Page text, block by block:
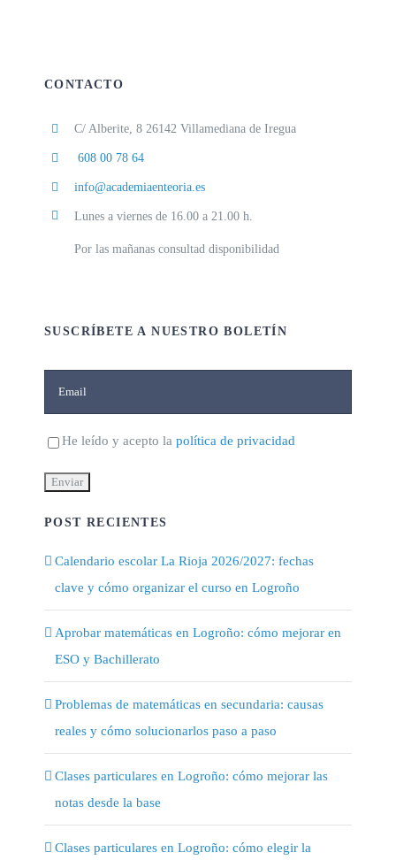
CONTACTO
C/ Alberite, 8 26142 Villamediana de Iregua
608 00 78 64
info@academiaenteoria.es
Lunes a viernes de 16.00 a 21.00 h.
Por las mañanas consultad disponibilidad
SUSCRÍBETE A NUESTRO BOLETÍN
He leído y acepto la política de privacidad
POST RECIENTES
Calendario escolar La Rioja 2026/2027: fechas
clave y cómo organizar el curso en Logroño
Aprobar matemáticas en Logroño: cómo mejorar en
ESO y Bachillerato
Problemas de matemáticas en secundaria: causas
reales y cómo solucionarlos paso a paso
Clases particulares en Logroño: cómo mejorar las
notas desde la base
Clases particulares en Logroño: cómo elegir la